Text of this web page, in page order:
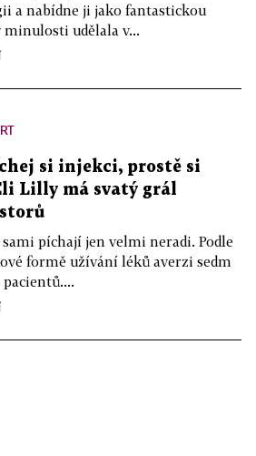
a nabídne ji jako fantastickou
udělala v...
si injekci, prostě si
Lilly má svatý grál
píchají jen velmi neradi. Podle
formě užívání léků averzi sedm